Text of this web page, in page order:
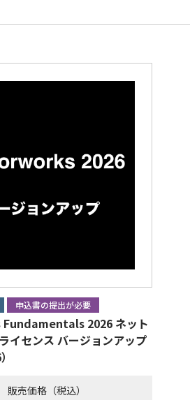
申込書の提出が必要
2026 ネット
イセンス バージョンアップ
販売価格（税込）